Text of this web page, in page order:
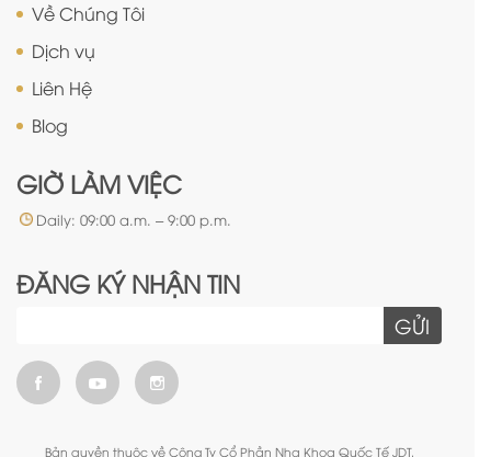
Về Chúng Tôi
Dịch vụ
Liên Hệ
Blog
GIỜ LÀM VIỆC
Daily: 09:00 a.m. – 9:00 p.m.
ĐĂNG KÝ NHẬN TIN
GỬI
Bản quyền thuộc về Công Ty Cổ Phần Nha Khoa Quốc Tế JDT.